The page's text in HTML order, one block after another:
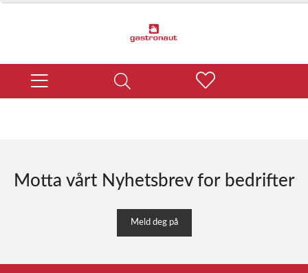
Motta vårt Nyhetsbrev for bedrifter
Meld deg på